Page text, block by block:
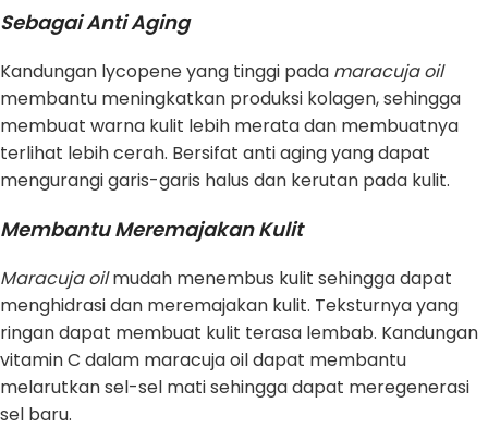
Sebagai Anti Aging
Kandungan lycopene yang tinggi pada maracuja oil
membantu meningkatkan produksi kolagen, sehingga
membuat warna kulit lebih merata dan membuatnya
terlihat lebih cerah. Bersifat anti aging yang dapat
mengurangi garis-garis halus dan kerutan pada kulit.
Membantu Meremajakan Kulit
Maracuja oilmudah menembus kulit sehingga dapat
menghidrasi dan meremajakan kulit. Teksturnya yang
ringan dapat membuat kulit terasa lembab. Kandungan
vitamin C dalam maracuja oil dapat membantu
melarutkan sel-sel mati sehingga dapat meregenerasi
sel baru.